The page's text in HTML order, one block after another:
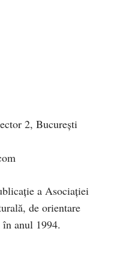
2, București
a Asociaţiei
de orientare
anul 1994.